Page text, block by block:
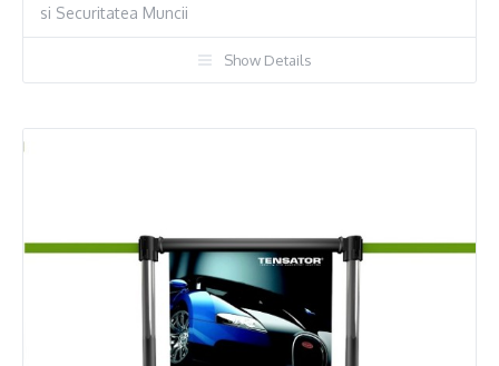
si Securitatea Muncii
Show Details